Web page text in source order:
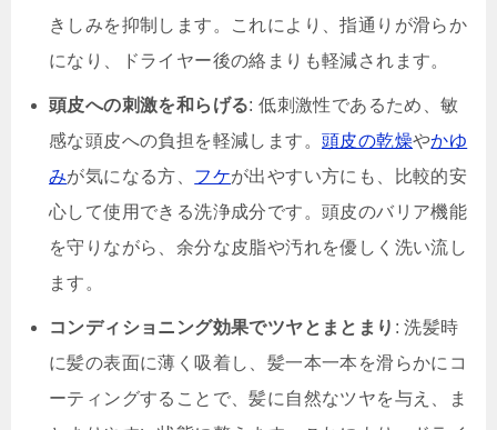
きしみを抑制します。これにより、指通りが滑らか
になり、ドライヤー後の絡まりも軽減されます。
頭皮への刺激を和らげる: 低刺激性であるため、敏
感な頭皮への負担を軽減します。 頭皮の乾燥やかゆ
みが気になる方、 フケが出やすい方にも、比較的安
心して使用できる洗浄成分です。頭皮のバリア機能
を守りながら、余分な皮脂や汚れを優しく洗い流し
ます。
コンディショニング効果でツヤとまとまり : 洗髪時
に髪の表面に薄く吸着し、髪一本一本を滑らかにコ
ーティングすることで、髪に自然なツヤを与え、ま